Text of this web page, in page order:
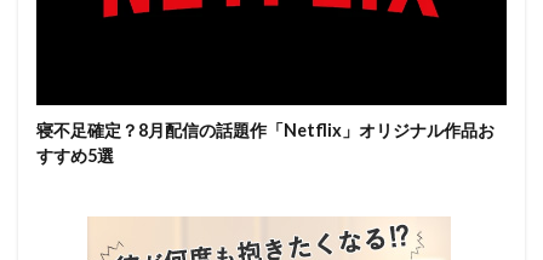
寝不足確定？8月配信の話題作「Netflix」オリジナル作品お
すすめ5選